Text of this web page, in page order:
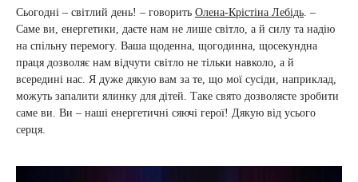
Сьогодні – світлий день! – говорить Олена-Крістіна Лебідь . –
Саме ви, енергетики, даєте нам не лише світло, а й силу та надію
на спільну перемогу. Ваша щоденна, щогодинна, щосекундна
праця дозволяє нам відчути світло не тільки навколо, а й
всередині нас. Я дуже дякую вам за те, що мої сусіди, наприклад,
можуть запалити ялинку для дітей. Таке свято дозволяєте зробити
саме ви. Ви – наші енергетичні сяючі герої! Дякую від усього
серця.